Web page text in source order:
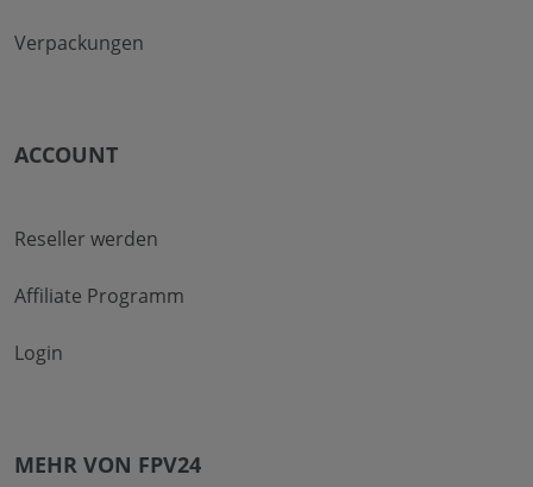
Verpackungen
ACCOUNT
Reseller werden
Affiliate Programm
Login
MEHR VON FPV24